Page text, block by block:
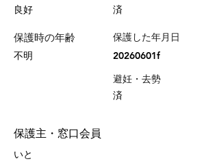
良好
保護時の年齢
不明
済
保護した年月日
20260601f
避妊・去勢
済
保護主・窓口会員
いと